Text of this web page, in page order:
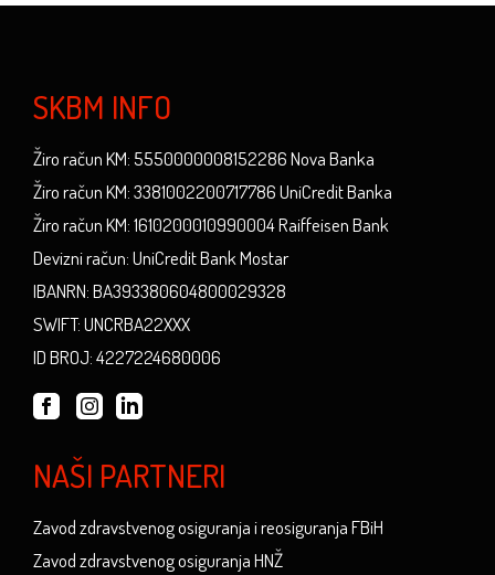
SKBM INFO
Žiro račun KM: 5550000008152286 Nova Banka
Žiro račun KM: 3381002200717786 UniCredit Banka
Žiro račun KM: 1610200010990004 Raiffeisen Bank
Devizni račun: UniCredit Bank Mostar
IBANRN: BA393380604800029328
SWIFT: UNCRBA22XXX
ID BROJ: 4227224680006
NAŠI PARTNERI
Zavod zdravstvenog osiguranja i reosiguranja FBiH
Zavod zdravstvenog osiguranja HNŽ